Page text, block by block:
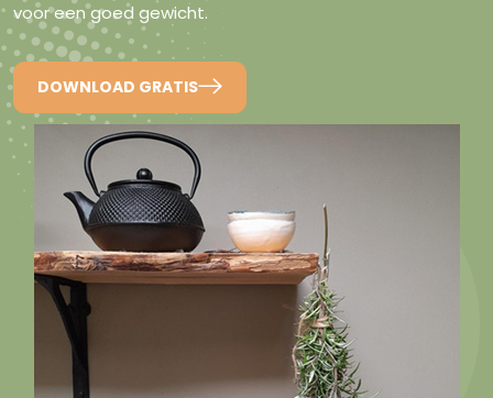
voor een goed gewicht.
DOWNLOAD GRATIS